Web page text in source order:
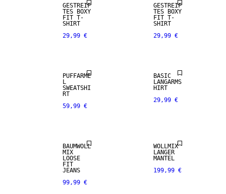
GESTREIF
TES BOXY
FIT T-
SHIRT
29,99 €
GESTREIF
TES BOXY
FIT T-
SHIRT
29,99 €
PUFFÄRME
L
SWEATSHI
RT
59,99 €
BASIC
LANGARMS
HIRT
29,99 €
BAUMWOLL
MIX
LOOSE
FIT
JEANS
99,99 €
WOLLMIX
LANGER
MANTEL
199,99 €